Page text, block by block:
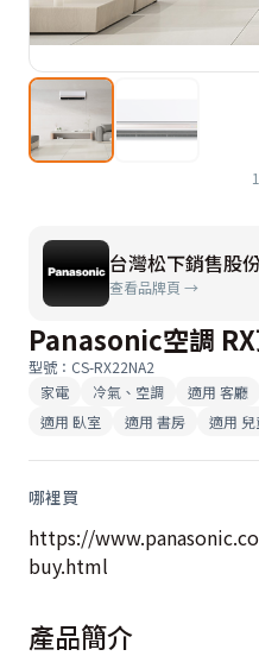
1
台灣松下銷售股
查看品牌頁 →
Panasonic空調
型號 ： CS-RX22NA2
家電
冷氣、空調 適用 客廳
適用 臥室 適用 書房 適用
哪裡買
https://
buy.html
產品簡介